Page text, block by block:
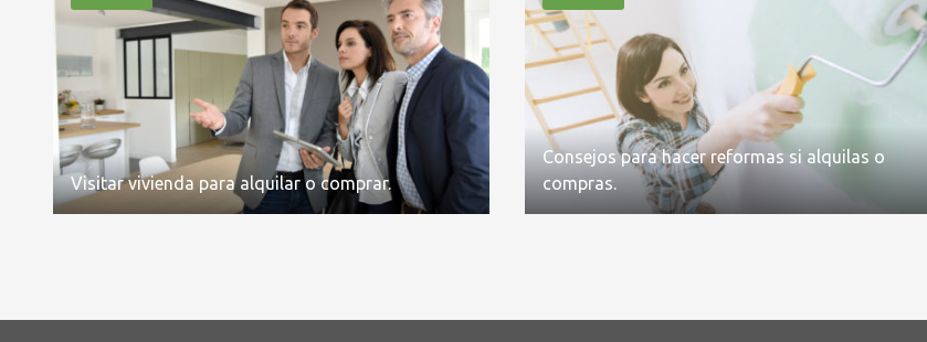
Visitar vivienda para alquilar o comprar.
Consejos para hacer reformas si alquilas o
compras.